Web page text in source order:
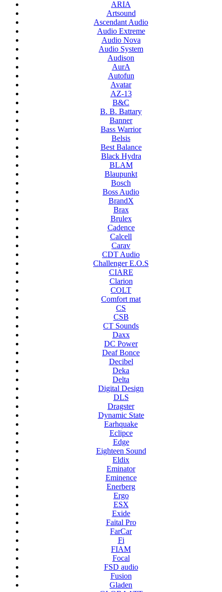
ARIA
Artsound
Ascendant Audio
Audio Extreme
Audio Nova
Audio System
Audison
AurA
Autofun
Avatar
AZ-13
B&C
B. B. Battary
Banner
Bass Warrior
Belsis
Best Balance
Black Hydra
BLAM
Blaupunkt
Bosch
Boss Audio
BrandX
Brax
Brulex
Cadence
Calcell
Carav
CDT Audio
Challenger E.O.S
CIARE
Clarion
COLT
Comfort mat
CS
CSB
CT Sounds
Daxx
DC Power
Deaf Bonce
Decibel
Deka
Delta
Digital Design
DLS
Dragster
Dynamic State
Earhquake
Eclipce
Edge
Eighteen Sound
Eldix
Eminator
Eminence
Enerberg
Ergo
ESX
Exide
Faital Pro
FarCar
Fi
FIAM
Focal
FSD audio
Fusion
Gladen